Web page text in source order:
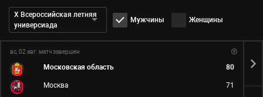
Дивизион:
Х Всероссийская летняя
универсиада
Мужчины Женщины
вс, 02 авг. матч завершен
Московская область 80
Москва 71